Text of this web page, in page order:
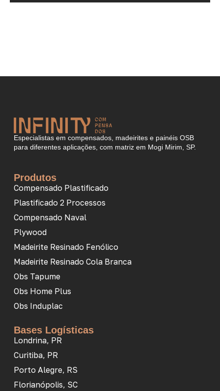
Especialistas em compensados, madeirites e painéis OSB
para diferentes aplicações, com matriz em Mogi Mirim, SP.
Produtos
Compensado Plastificado
Plastificado 2 Processos
Compensado Naval
Plywood
Madeirite Resinado Fenólico
Madeirite Resinado Cola Branca
Obs Tapume
Obs Home Plus
Obs Induplac
Bases Logísticas
Londrina, PR
Curitiba, PR
Porto Alegre, RS
Florianópolis, SC